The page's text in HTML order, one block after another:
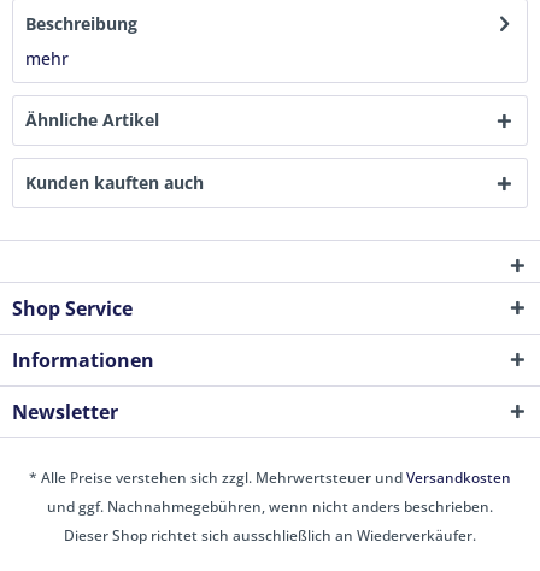
Beschreibung
mehr
Ähnliche Artikel
Kunden kauften auch
Shop Service
Informationen
Newsletter
* Alle Preise verstehen sich zzgl. Mehrwertsteuer undVersandkosten
und ggf. Nachnahmegebühren, wenn nicht anders beschrieben.
Dieser Shop richtet sich ausschließlich an Wiederverkäufer.